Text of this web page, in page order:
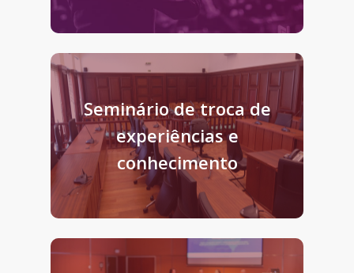
Seminário de troca de
experiências e
conhecimento